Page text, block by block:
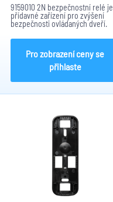
9159010 2N bezpečnostní relé je
přídavné zařízení pro zvýšení
bezpečnosti ovládaných dveří.
Instaluje se mezi interkom, ze
kterého je i napájeno a zámek
který ovládá.
Pro zobrazení ceny se
přihlaste